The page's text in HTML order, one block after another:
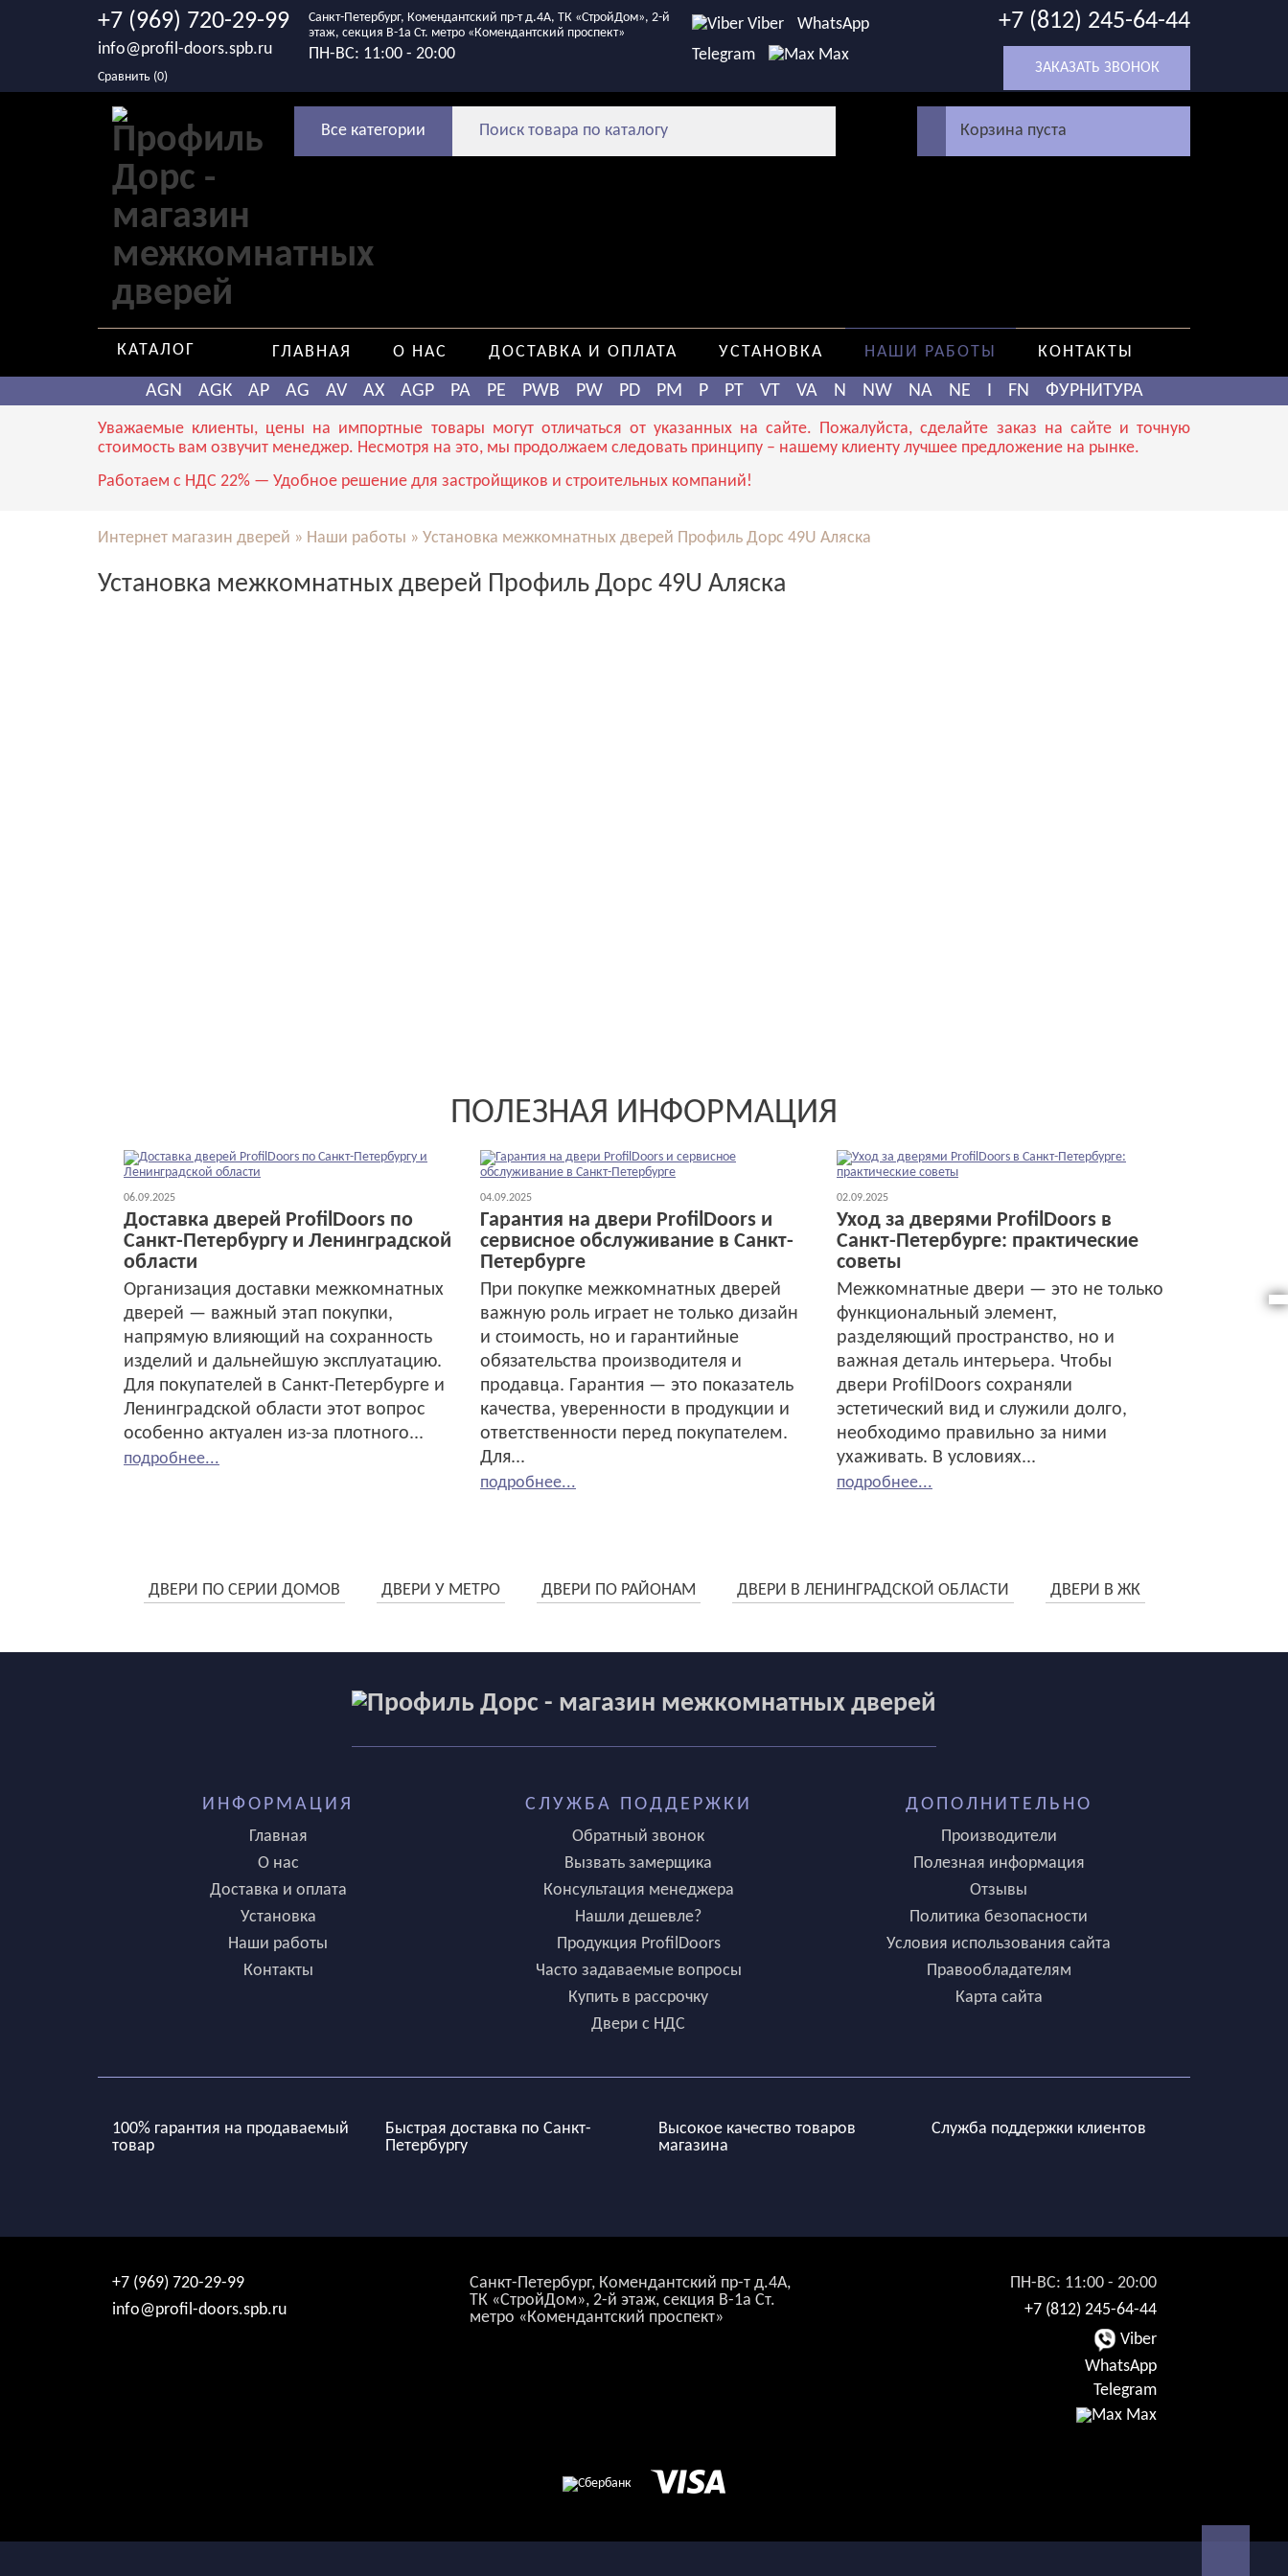
+7 (969) 720-29-99
info@profil-doors.spb.ru
Сравнить (0)
Санкт-Петербург, Комендантский пр-т д.4А, ТК «СтройДом», 2-й
этаж, секция В-1а Ст. метро «Комендантский проспект»
ПН-ВС: 11:00 - 20:00
Viber
WhatsApp
Telegram
Max
+7 (812) 245-64-44
ЗАКАЗАТЬ ЗВОНОК
Все категории Корзина пуста
КАТАЛОГ ГЛАВНАЯ О НАС ДОСТАВКА И ОПЛАТА УСТАНОВКА НАШИ РАБОТЫ КОНТАКТЫ
AGN AGK AP AG AV AX AGP PA PE PWB PW PD PM P PT VT VA N NW NA NE I FN ФУРНИТУРА
Уважаемые клиенты, цены на импортные товары могут отличаться от указанных на сайте. Пожалуйста, сделайте заказ на сайте и точную
стоимость вам озвучит менеджер. Несмотря на это, мы продолжаем следовать принципу – нашему клиенту лучшее предложение на рынке.
Работаем с НДС 22% — Удобное решение для застройщиков и строительных компаний!
Интернет магазин дверей » Наши работы » Установка межкомнатных дверей Профиль Дорс 49U Аляска
Установка межкомнатных дверей Профиль Дорс 49U Аляска
ПОЛЕЗНАЯ ИНФОРМАЦИЯ
06.09.2025
Доставка дверей ProfilDoors по
Санкт-Петербургу и Ленинградской
области
Организация доставки межкомнатных
дверей — важный этап покупки,
напрямую влияющий на сохранность
изделий и дальнейшую эксплуатацию.
Для покупателей в Санкт-Петербурге и
Ленинградской области этот вопрос
особенно актуален из-за плотного...
подробнее...
04.09.2025
Гарантия на двери ProfilDoors и
сервисное обслуживание в Санкт-
Петербурге
При покупке межкомнатных дверей
важную роль играет не только дизайн
и стоимость, но и гарантийные
обязательства производителя и
продавца. Гарантия — это показатель
качества, уверенности в продукции и
ответственности перед покупателем.
Для...
подробнее...
02.09.2025
Уход за дверями ProfilDoors в
Санкт-Петербурге: практические
советы
Межкомнатные двери — это не только
функциональный элемент,
разделяющий пространство, но и
важная деталь интерьера. Чтобы
двери ProfilDoors сохраняли
эстетический вид и служили долго,
необходимо правильно за ними
ухаживать. В условиях...
подробнее...
ДВЕРИ ПО СЕРИИ ДОМОВ ДВЕРИ У МЕТРО ДВЕРИ ПО РАЙОНАМ ДВЕРИ В ЛЕНИНГРАДСКОЙ ОБЛАСТИ ДВЕРИ В ЖК
ИНФОРМАЦИЯ
Главная
О нас
Доставка и оплата
Установка
Наши работы
Контакты
СЛУЖБА ПОДДЕРЖКИ
Обратный звонок
Вызвать замерщика
Консультация менеджера
Нашли дешевле?
Продукция ProfilDoors
Часто задаваемые вопросы
Купить в рассрочку
Двери с НДС
ДОПОЛНИТЕЛЬНО
Производители
Полезная информация
Отзывы
Политика безопасности
Условия использования сайта
Правообладателям
Карта сайта
100% гарантия на продаваемый
товар
Быстрая доставка по Санкт-
Петербургу
Высокое качество товаров
магазина
Служба поддержки клиентов
+7 (969) 720-29-99
info@profil-doors.spb.ru
Санкт-Петербург, Комендантский пр-т д.4А,
ТК «СтройДом», 2-й этаж, секция В-1а Ст.
метро «Комендантский проспект»
ПН-ВС: 11:00 - 20:00
+7 (812) 245-64-44
Viber
WhatsApp
Telegram
Max